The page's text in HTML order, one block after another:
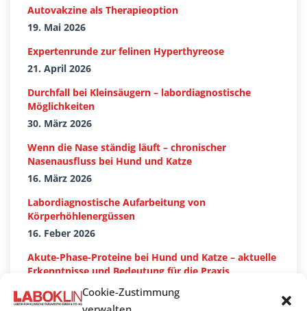
Cookie-Zustimmung
Autovakzine als Therapieoption
19. Mai 2026
Expertenrunde zur felinen Hyperthyreose
21. April 2026
Durchfall bei Kleinsäugern – labordiagnostische
Möglichkeiten
30. März 2026
Wenn die Nase ständig läuft – chronischer
Nasenausfluss bei Hund und Katze
16. März 2026
Labordiagnostische Aufarbeitung von
Körperhöhlenergüssen
16. Feber 2026
Akute-Phase-Proteine bei Hund und Katze – aktuelle
Erkenntnisse und Bedeutung für die Praxis
27. Jänner 2026